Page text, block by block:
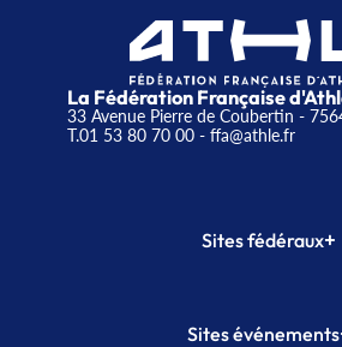
La Fédération Française
33 Avenue Pierre de Coubertin -
T.01 53 80 70 00- ffa@athle.fr
Sites fédéraux+
Plateforme
Sites événements